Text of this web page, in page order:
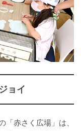
ョイ
「赤さく広場」は、